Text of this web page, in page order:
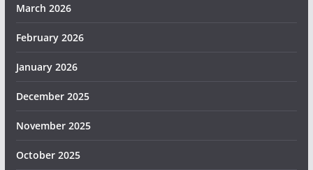
March 2026
February 2026
January 2026
December 2025
November 2025
October 2025